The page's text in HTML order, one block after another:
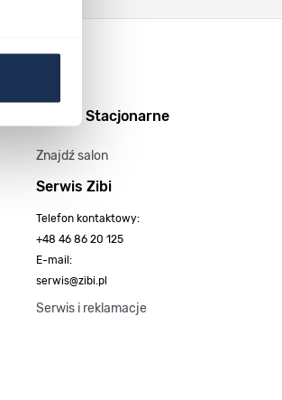
Salony Stacjonarne
Znajdź salon
Serwis Zibi
Telefon kontaktowy:
+48 46 86 20 125
E-mail:
serwis@zibi.pl
Serwis i reklamacje